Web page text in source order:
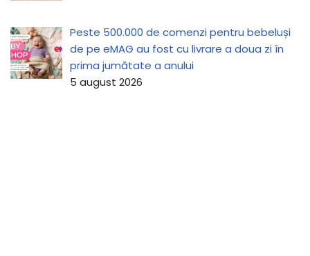
Peste 500.000 de comenzi pentru bebeluși
de pe eMAG au fost cu livrare a doua zi în
prima jumătate a anului
5 august 2026